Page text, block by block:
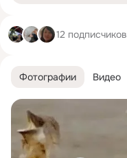
Фотографии Видео
12 подписчиков